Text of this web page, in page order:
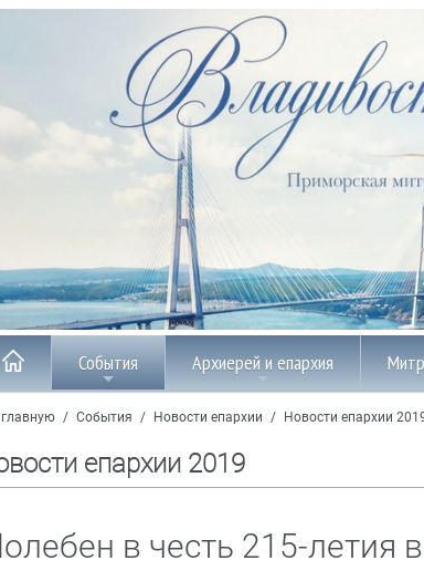
События Архиерей и епархия
/ События / Новости епархии / Новости епархии
епархии 2019
в честь 215-летия